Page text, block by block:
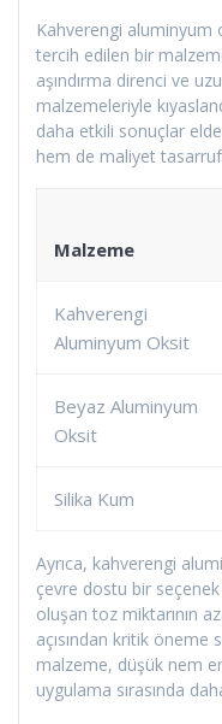
Kahverengi aluminyum
tercih edilen bir
aşındırma direnci ve
malzemeleriyle
daha etkili sonuçlar
hem de maliyet
Malzeme
Kahverengi
Aluminyum Oksit
Beyaz Aluminyum
Oksit
Silika Kum
Ayrıca, kahverengi
çevre dostu bir
oluşan toz miktarının
açısından kritik öneme
malzeme, düşük nem
uygulama sırasında